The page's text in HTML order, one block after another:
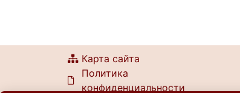
Карта сайта
Политика
конфиденциальности